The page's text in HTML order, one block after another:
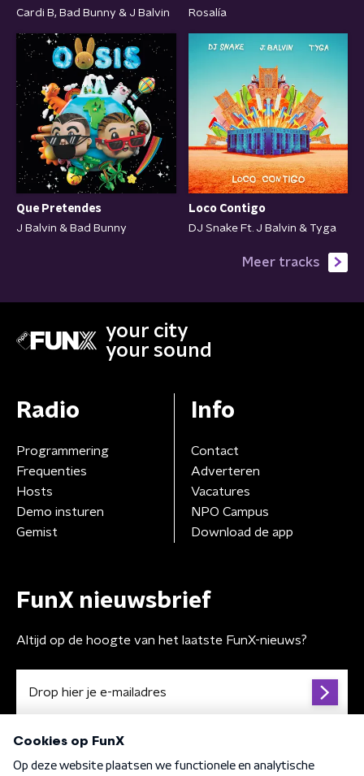
Cardi B, Bad Bunny & J Balvin
Rosalía
Que Pretendes
J Balvin & Bad Bunny
Loco Contigo
DJ Snake Ft. J Balvin & Tyga
Meer tracks
your city
your sound
Radio
Programmering
Frequenties
Hosts
Demo insturen
Gemist
Info
Contact
Adverteren
Vacatures
NPO Campus
Download de app
FunX nieuwsbrief
Altijd op de hoogte van het laatste FunX-nieuws?